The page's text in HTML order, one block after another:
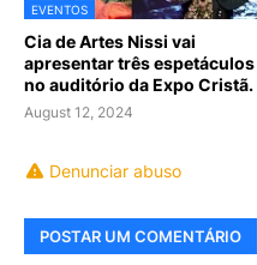
EVENTOS
Cia de Artes Nissi vai
apresentar três espetáculos
no auditório da Expo Cristã.
August 12, 2024
Denunciar abuso
POSTAR UM COMENTÁRIO